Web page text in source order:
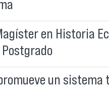
en Historia
un